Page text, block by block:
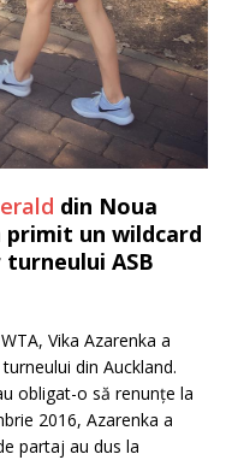
din Noua
primit un wildcard
ASB
Vika Azarenka a
din Auckland.
obligat-o să renunțe la
2016, Azarenka a
partaj au dus la